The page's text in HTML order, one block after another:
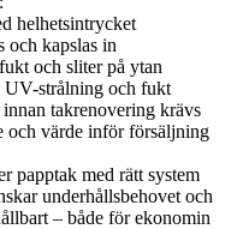
helhetsintrycket
och kapslas in
och sliter på ytan
UV-strålning och fukt
takrenovering krävs
och värde inför försäljning
papptak med rätt system
underhållsbehovet och
– både för ekonomin